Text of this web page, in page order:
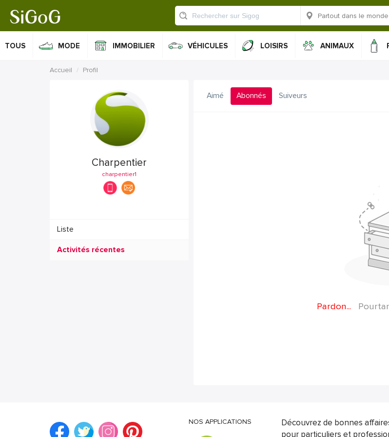
TOUS MODE IMMOBILIER VÉHICULES LOISIRS ANIMAUX
Accueil Profil
Charpentier
charpentier1
Liste
Activités récentes
Aimé Abonnés Suiveurs
Pardon...
NOS APPLICATIONS
Découvrez de bonnes
pour particuliers et